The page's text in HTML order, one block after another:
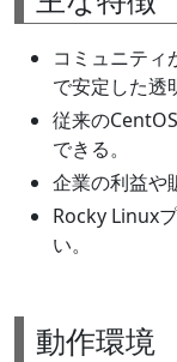
コミュニティ
で安定した透
従来の
できる。
企業の利益や
Rocky Linux
い。
動作環境